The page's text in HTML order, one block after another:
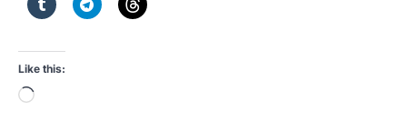
Like this:
Loading…